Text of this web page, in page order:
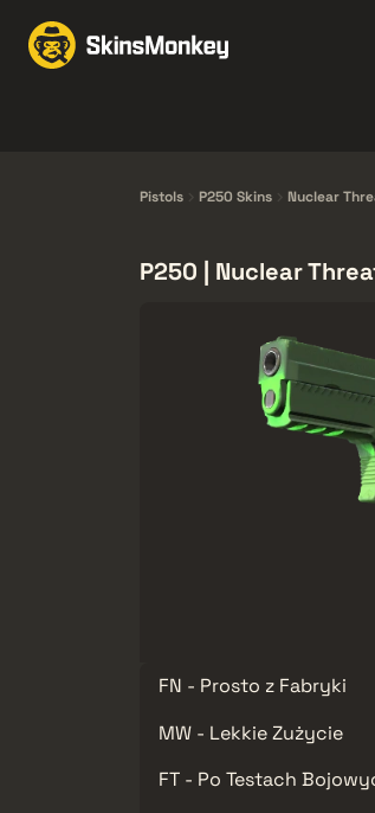
Pistols P250 Skins Nuclear
P250 | Nuclear
FN - Prosto z Fabryki
MW - Lekkie Zużycie
FT - Po Testach